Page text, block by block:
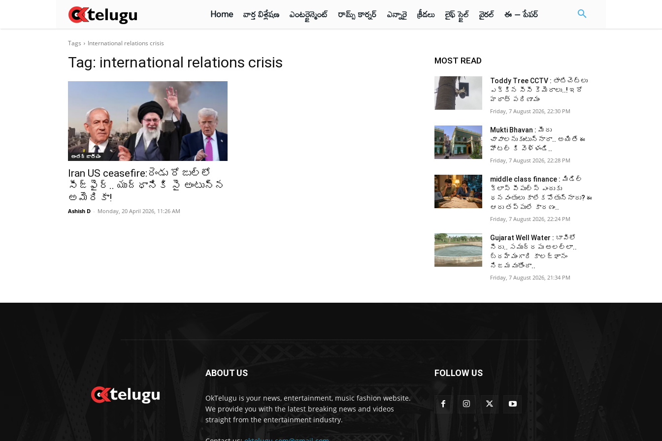
Home వార్త విశ్లేషణ ఎంటర్టైన్మెంట్ రామ్స్ కార్నర్ ఎన్నారై క్రీడలు లైఫ్ స్టైల్ వైరల్ ఈ – పేపర్
Tags International relations crisis
Tag: international relations crisis
అంతర్జాతీయం
Iran US ceasefire:రెండు రోజుల్లో
సీజ్‌ఫైర్‌.. యుద్ధానికి సై అంటున్న
అమెరికా!
Ashish D - Monday, 20 April 2026, 11:26 AM
MOST READ
Toddy Tree CCTV : తాటిచెట్లు
ఎక్కిన సీసీ కెమెరాలు..! ఇదో
హఠాత్ పరిణామం
Friday, 7 August 2026, 22:30 PM
Mukti Bhavan : మీరు
చావాలనుకుంటున్నారా.. అయితే ఈ
హోటల్ కి వెళ్ళండి..
Friday, 7 August 2026, 22:28 PM
middle class finance : మిడిల్
క్లాస్ పీపుల్స్ ఎందుకు
ధనవంతులు కాలేకపోతున్నారు? ఈ
ఆరు తప్పులే కారణం..
Friday, 7 August 2026, 22:24 PM
Gujarat Well Water : బావిలో
నీరు.. సముద్రపు అలల్లా..
బ్రహ్మంగారి కాలజ్ఞానం
నిజమవుతోందా..
Friday, 7 August 2026, 21:34 PM
ABOUT US
OkTelugu is your news, entertainment, music fashion website.
We provide you with the latest breaking news and videos
straight from the entertainment industry.
FOLLOW US